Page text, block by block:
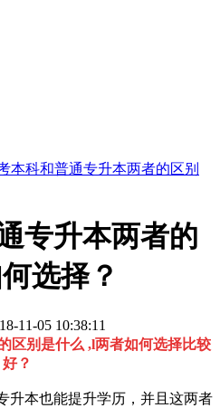
本科和普通专升本两者的区别
专升本两者的
选择？
11-05 10:38:11
区别是什么 ,l两者如何选择比较
好？
升本也能提升学历，并且这两者